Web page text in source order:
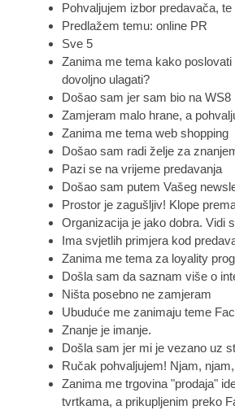
Pohvaljujem izbor predavača,
Predlažem temu: online PR
Sve 5
Zanima me tema kako
dovoljno ulagati?
Došao sam jer sam bio na WS8
Zamjeram malo hrane, a
Zanima me tema web shopping
Došao sam radi želje za
Pazi se na vrijeme predavanja
Došao sam putem Vašeg
Prostor je zagušljiv! Klope
Organizacija je jako dobra. Vidi
Ima svjetlih primjera kod
Zanima me tema za loyality
Došla sam da saznam više o
Ništa posebno ne zamjeram
Ubuduće me zanimaju teme
Znanje je imanje.
Došla sam jer mi je vezano uz
Ručak pohvaljujem! Njam,
Zanima me trgovina "prodaja"
tvrtkama, a prikupljenim preko